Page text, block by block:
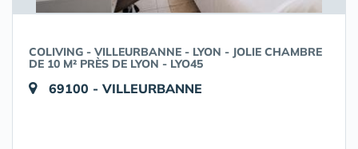
COLIVING - VILLEURBANNE - LYON - JOLIE CHAMBRE
DE 10 M² PRÈS DE LYON - LYO45
69100 - VILLEURBANNE